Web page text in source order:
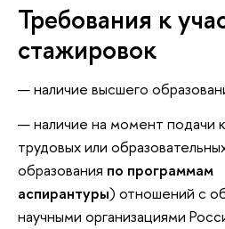
Требования к
стажировок
наличие высшего
наличие на момент подачи
трудовых или
образования по программам
аспирантуры) отношений с
научными организациями